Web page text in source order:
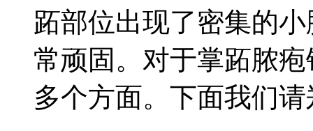
跖部位出现了密集的
常顽固。对于掌跖脓
多个方面。下面我们